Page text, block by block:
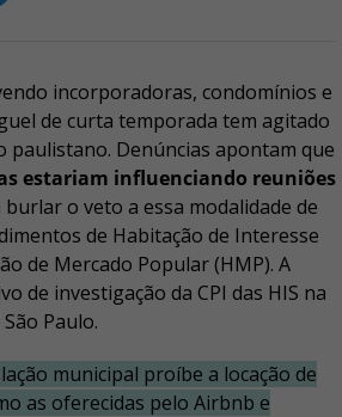
incorporadoras, condomínios e
de curta temporada tem agitado
paulistano. Denúncias apontam que
estariam influenciando reuniões
burlar o veto a essa modalidade de
de Habitação de Interesse
de Mercado Popular (HMP). A
de investigação da CPI das HIS na
Paulo.
municipal proíbe a locação de
as oferecidas pelo Airbnb e